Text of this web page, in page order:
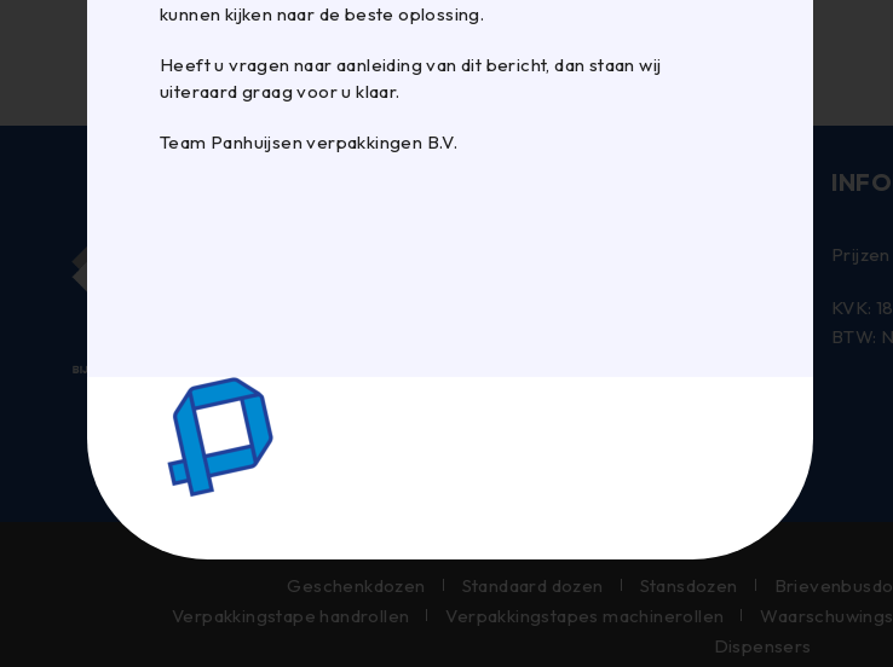
KVK:
BTW:
Geschenkdozen Standaard dozen Stansdozen
Verpakkingstape handrollen
Verpakkingstapes machinerollen
Dispensers
kunnen kijken naar de beste oplossing.
Heeft u vragen naar aanleiding van dit bericht, dan staan wij
uiteraard graag voor u klaar.
Team Panhuijsen verpakkingen B.V.